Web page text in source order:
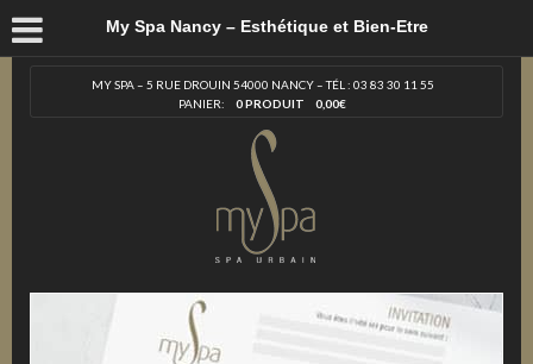
My Spa Nancy – Esthétique et Bien-Etre
MY SPA – 5 RUE DROUIN 54000 NANCY – TÉL : 03 83 30 11 55
PANIER:
0 PRODUIT 0,00€